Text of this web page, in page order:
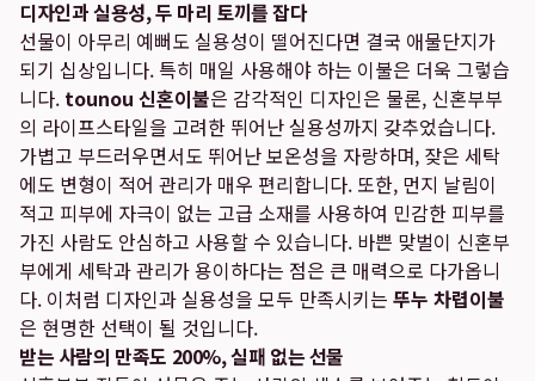
디자인과 실용성, 두 마리 토끼를 잡다
선물이 아무리 예뻐도 실용성이 떨어진다면 결국 애물단지가
되기 십상입니다. 특히 매일 사용해야 하는 이불은 더욱 그렇습
니다. tounou 신혼이불은 감각적인 디자인은 물론, 신혼부부
의 라이프스타일을 고려한 뛰어난 실용성까지 갖추었습니다.
가볍고 부드러우면서도 뛰어난 보온성을 자랑하며, 잦은 세탁
에도 변형이 적어 관리가 매우 편리합니다. 또한, 먼지 날림이
적고 피부에 자극이 없는 고급 소재를 사용하여 민감한 피부를
가진 사람도 안심하고 사용할 수 있습니다. 바쁜 맞벌이 신혼부
부에게 세탁과 관리가 용이하다는 점은 큰 매력으로 다가옵니
다. 이처럼 디자인과 실용성을 모두 만족시키는 뚜누 차렵이불
은 현명한 선택이 될 것입니다.
받는 사람의 만족도 200%, 실패 없는 선물